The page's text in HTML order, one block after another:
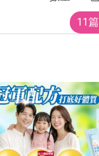
11